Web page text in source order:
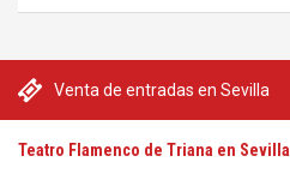
Venta de entradas en Sevilla
Teatro Flamenco de Triana en Sevilla